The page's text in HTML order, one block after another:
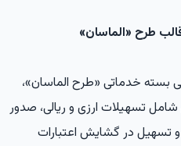
طرح «الماسان»
بسته خدماتی «طرح الماسان»،
تسهیلات ارزی و ریالی، صدور
تسهیل در گشایش اعتبارات